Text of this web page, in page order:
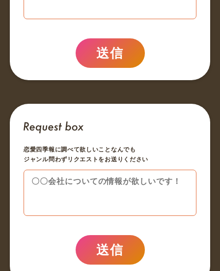
送信
恋愛四季報に調べて欲しいことなんでも
ジャンル問わずリクエストをお送りください
送信